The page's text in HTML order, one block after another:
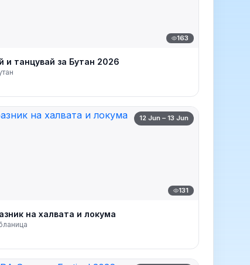
163
и танцувай за Бутан 2026
12 Jun – 13 Jun
131
на халвата и локума